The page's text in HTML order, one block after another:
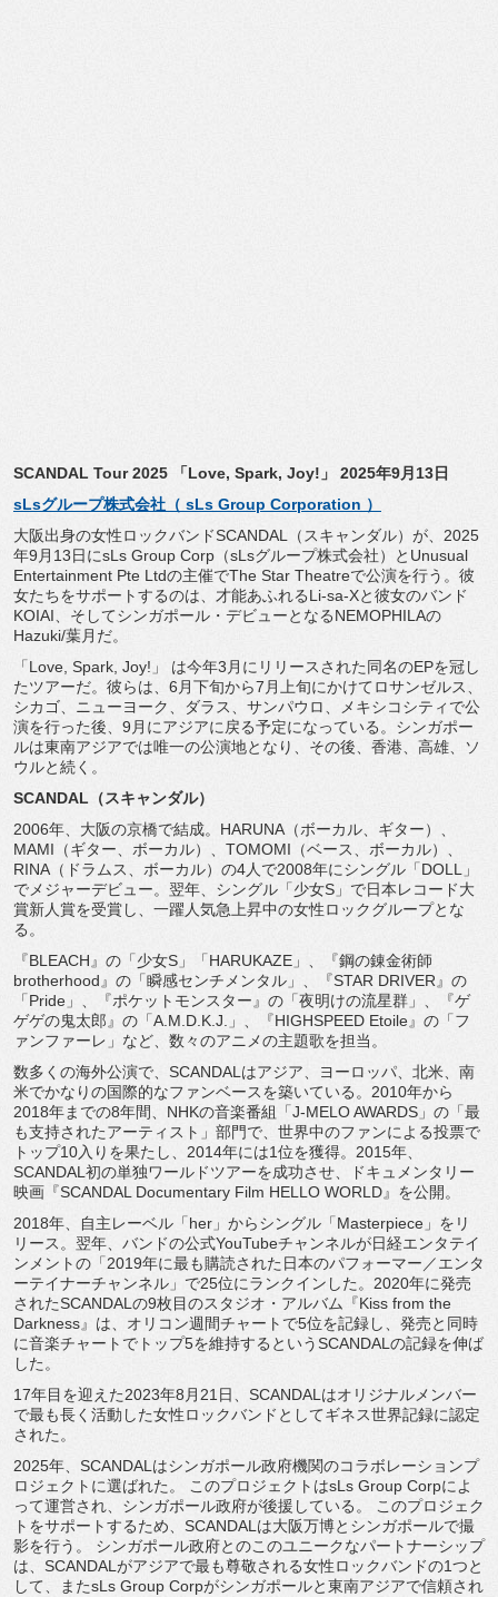
SCANDAL Tour 2025 「Love, Spark, Joy!」 2025年9月13日
sLsグループ株式会社（ sLs Group Corporation ）
大阪出身の女性ロックバンドSCANDAL（スキャンダル）が、 2025
年9月13日にsLs Group Corp（sLsグループ株式会社）とUnusual
Entertainment Pte Ltdの主催でThe Star Theatreで公演を行う。彼
女たちをサポートするのは、 才能あふれるLi-sa-Xと彼女のバンド
KOIAI、 そしてシンガポール・ デビューとなるNEMOPHILAの
Hazuki/葉月だ。
「Love, Spark, Joy!」 は今年3月にリリースされた同名のEPを冠し
たツアーだ。 彼らは、6月下旬から7月上旬にかけてロサンゼルス、
シカゴ、 ニューヨーク、ダラス、サンパウロ、
メキシコシティで公
演を行った後、 9月にアジアに戻る予定になっている。 シンガポー
ルは東南アジアでは唯一の公演地となり、その後、 香港、高雄、ソ
ウルと続く。
SCANDAL（スキャンダル）
2006年、大阪の京橋で結成。HARUNA（ボーカル、 ギター）、
MAMI（ギター、ボーカル）、TOMOMI（ベース、ボーカル）、
RINA（ドラムス、ボーカル） の4人で2008年にシングル「DOLL」
でメジャーデビュー。 翌年、シングル「少女S」で日本レコード大
賞新人賞を受賞し、 一躍人気急上昇中の女性ロックグループとな
る。
『BLEACH』の「少女S」「HARUKAZE」、『鋼の錬金術師
brotherhood』の「瞬感センチメンタル」、『STAR DRIVER』の
「Pride」、『ポケットモンスター』の「夜明けの流星群」、『ゲ
ゲゲの鬼太郎』の「A.M.D.K.J.
」、『HIGHSPEED Etoile』の「フ
ァンファーレ」など、 数々のアニメの主題歌を担当。
数多くの海外公演で、SCANDALはアジア、ヨーロッパ、 北米、南
米でかなりの国際的なファンベースを築いている。 2010年から
2018年までの8年間、NHKの音楽番組「J-MELO AWARDS」の「最
も支持されたアーティスト」部門で、 世界中のファンによる投票で
トップ10入りを果たし、 2014年には1位を獲得。2015年、
SCANDAL初の単独ワールドツアーを成功させ、
ドキュメンタリー
映画『SCANDAL Documentary Film HELLO WORLD』を公開。
2018年、自主レーベル「her」からシングル「Masterpiece」をリ
リース。翌年、 バンドの公式YouTubeチャンネルが日経エンタテイ
ンメントの「2019年に最も購読された日本のパフォーマー／エンタ
ーテイナーチャンネル」で25位にランクインした。 2020年に発売
されたSCANDALの9枚目のスタジオ・ アルバム『Kiss from the
Darkness』は、オリコン週間チャートで5位を記録し、 発売と同時
に音楽チャートでトップ5を維持するというSCANDALの記録を伸ば
した。
17年目を迎えた2023年8月21日、 SCANDALはオリジナルメンバー
で最も長く活動した女性ロックバンドとしてギネス世界記録に認定
された。
2025年、 SCANDALはシンガポール政府機関のコラボレーションプ
ロジ ェクトに選ばれた。 このプロジェクトはsLs Group Corpによ
って運営され、シンガポール政府が後援している。 このプロジェク
トをサポートするため、 SCANDALは大阪万博とシンガポールで撮
影を行う。 シンガポール政府とのこのユニークなパートナーシップ
は、 SCANDALがアジアで最も尊敬される女性ロックバンドの1つと
して、またsLs Group Corpがシンガポールと東南アジアで信頼され